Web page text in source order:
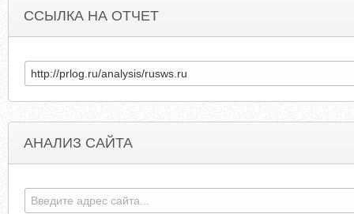
ССЫЛКА НА ОТЧЕТ
АНАЛИЗ САЙТА